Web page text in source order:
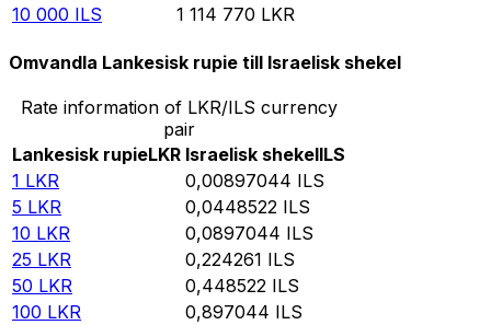
10 000 ILS 1 114 770 LKR
Omvandla Lankesisk rupie till Israelisk shekel
Rate information of LKR/ILS currency
pair
Lankesisk rupieLKR Israelisk shekelILS
1 LKR 0,00897044 ILS
5 LKR 0,0448522 ILS
10 LKR 0,0897044 ILS
25 LKR 0,224261 ILS
50 LKR 0,448522 ILS
100 LKR 0,897044 ILS